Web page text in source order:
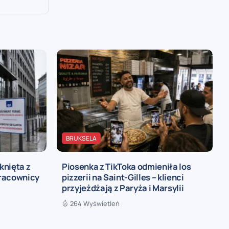
z
BRUKSELA
Piosenka z TikToka odmieniła los
pizzerii na Saint-Gilles – klienci
przyjeżdżają z Paryża i Marsylii
264 Wyświetleń